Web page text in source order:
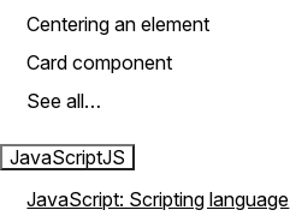
Centering an element
Card component
See all…
JavaScriptJS
JavaScript: Scripting language